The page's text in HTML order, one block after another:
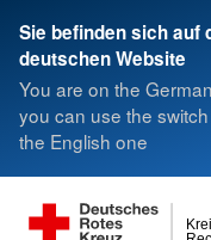
Sie befinden sich auf
deutschen Website
You are on the
you can use the
the English one